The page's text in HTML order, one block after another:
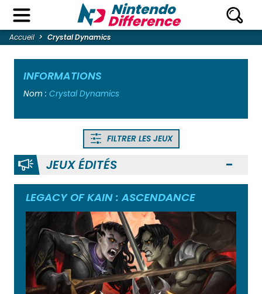
Accueil Crystal Dynamics
INFORMATIONS
Nom : Crystal Dynamics
FILTRER LES JEUX
JEUX ÉDITÉS
LEGACY OF KAIN : ASCENDANCE